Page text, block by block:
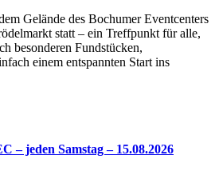
Gelände des Bochumer Eventcenters
statt – ein Treffpunkt für alle,
besonderen Fundstücken,
einem entspannten Start ins
– jeden Samstag – 15.08.2026